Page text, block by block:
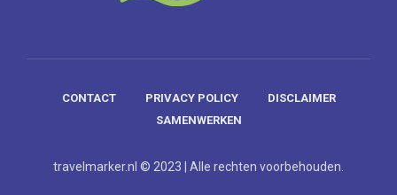
CONTACT PRIVACY POLICY
DISCLAIMER
SAMENWERKEN
travelmarker.nl © 2023 | Alle rechten voorbehouden.